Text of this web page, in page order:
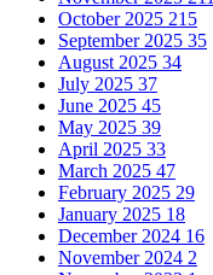
October 2025 215
September 2025 35
August 2025 34
July 2025 37
June 2025 45
May 2025 39
April 2025 33
March 2025 47
February 2025 29
January 2025 18
December 2024 16
November 2024 2